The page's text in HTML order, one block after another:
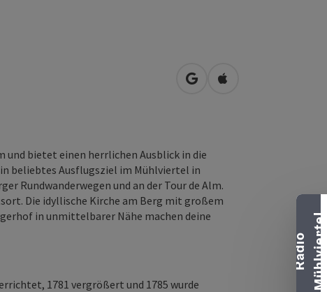
R
a
d
i
o
M
ü
h
l
v
i
e
r
t
e l
Banner einklappen
in Google Maps öffnen
in Apple Maps öffnen
und bietet einen herrlichen Ausblick in die
beliebtes Ausflugsziel im Mühlviertel in
Rundwanderwegen und an der Tour de Alm.
Die idyllische Kirche am Berg mit großem
in unmittelbarer Nähe machen deine
1781 vergrößert und 1785 wurde